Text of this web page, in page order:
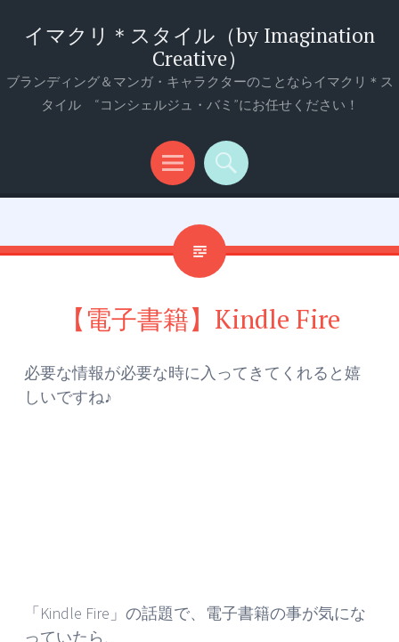
イマクリ＊スタイル（by Imagination
Creative）
ブランディング＆マンガ・キャラクターのことならイマクリ＊ス
タイル “コンシェルジュ・バミ”にお任せください！
メ
ュ
検
【電子書籍】Kindle Fire
必要な情報が必要な時に入ってきてくれると嬉
しいですね♪
「Kindle Fire」の話題で、電子書籍の事が気にな
っていたら、